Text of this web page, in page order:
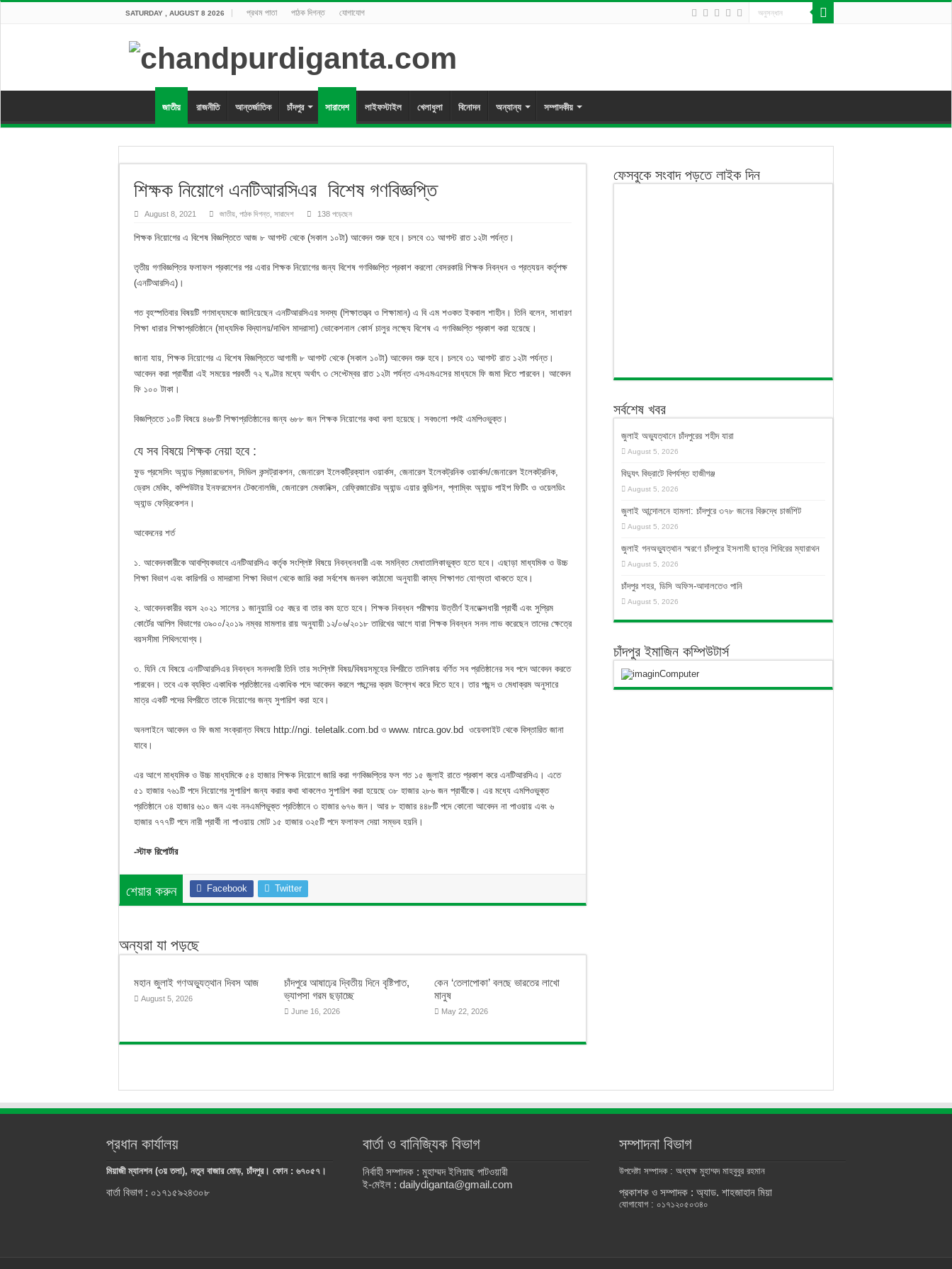
SATURDAY , AUGUST 8 2026 প্রথম পাতা পাঠক দিগন্ত যোগাযোগ
জাতীয় রাজনীতি আন্তর্জাতিক চাঁদপুর সারাদেশ লাইফস্টাইল খেলাধুলা বিনোদন অন্যান্য সম্পাদকীয়
শিক্ষক নিয়োগে এনটিআরসিএর বিশেষ গণবিজ্ঞপ্তি
August 8, 2021 জাতীয় পাঠক দিগন্ত, সারাদেশ 138 পড়েছেন
শিক্ষক নিয়োগের এ বিশেষ বিজ্ঞপ্তিতে আজ ৮ আগস্ট থেকে (সকাল ১০টা) আবেদন শুরু হবে। চলবে ৩১ আগস্ট রাত ১২টা পর্যন্ত।
তৃতীয় গণবিজ্ঞপ্তির ফলাফল প্রকাশের পর এবার শিক্ষক নিয়োগের জন্য বিশেষ গণবিজ্ঞপ্তি প্রকাশ করলো বেসরকারি শিক্ষক নিবন্ধন ও প্রত্যয়ন কর্তৃপক্ষ
(এনটিআরসিএ)।
গত বৃহস্পতিবার বিষয়টি গণমাধ্যমকে জানিয়েছেন এনটিআরসিএর সদস্য (শিক্ষাতত্ত্ব ও শিক্ষামান) এ বি এম শওকত ইকবাল শাহীন। তিনি বলেন, সাধারণ
শিক্ষা ধারার শিক্ষাপ্রতিষ্ঠানে (মাধ্যমিক বিদ্যালয়/দাখিল মাদরাসা) ভোকেশনাল কোর্স চালুর লক্ষ্যে বিশেষ এ গণবিজ্ঞপ্তি প্রকাশ করা হয়েছে।
জানা যায়, শিক্ষক নিয়োগের এ বিশেষ বিজ্ঞপ্তিতে আগামী ৮ আগস্ট থেকে (সকাল ১০টা) আবেদন শুরু হবে। চলবে ৩১ আগস্ট রাত ১২টা পর্যন্ত।
আবেদন করা প্রার্থীরা এই সময়ের পরবর্তী ৭২ ঘণ্টার মধ্যে অর্থাৎ ৩ সেপ্টেম্বর রাত ১২টা পর্যন্ত এসএমএসের মাধ্যমে ফি জমা দিতে পারবেন। আবেদন
ফি ১০০ টাকা।
বিজ্ঞপ্তিতে ১০টি বিষয়ে ৪৬৮টি শিক্ষাপ্রতিষ্ঠানের জন্য ৬৮৮ জন শিক্ষক নিয়োগের কথা বলা হয়েছে। সবগুলো পদই এমপিওভুক্ত।
যে সব বিষয়ে শিক্ষক নেয়া হবে :
ফুড প্রসেসিং অ্যান্ড প্রিজারভেশন, সিভিল কন্সট্রাকশন, জেনারেল ইলেকট্রিক্যাল ওয়ার্কস, জেনারেল ইলেকট্রনিক ওয়ার্কস/জেনারেল ইলেকট্রনিক,
ড্রেস মেকিং, কম্পিউটার ইনফরমেশন টেকনোলজি, জেনারেল মেকানিক্স, রেফ্রিজারেটর অ্যান্ড এয়ার কন্ডিশন, প্লাম্বিং অ্যান্ড পাইপ ফিটিং ও ওয়েলডিং
অ্যান্ড ফেব্রিকেশন।
আবেদনের শর্ত
১. আবেদনকারীকে আবশ্যিকভাবে এনটিআরসিএ কর্তৃক সংশ্লিষ্ট বিষয়ে নিবন্ধনধারী এবং সমন্বিত মেধাতালিকাভুক্ত হতে হবে। এছাড়া মাধ্যমিক ও উচ্চ
শিক্ষা বিভাগ এবং কারিগরি ও মাদরাসা শিক্ষা বিভাগ থেকে জারি করা সর্বশেষ জনবল কাঠামো অনুযায়ী কাম্য শিক্ষাগত যোগ্যতা থাকতে হবে।
২. আবেদনকারীর বয়স ২০২১ সালের ১ জানুয়ারি ৩৫ বছর বা তার কম হতে হবে। শিক্ষক নিবন্ধন পরীক্ষায় উত্তীর্ণ ইনডেক্সধারী প্রার্থী এবং সুপ্রিম
কোর্টের আপিল বিভাগের ৩৯০০/২০১৯ নম্বর মামলার রায় অনুযায়ী ১২/০৬/২০১৮ তারিখের আগে যারা শিক্ষক নিবন্ধন সনদ লাভ করেছেন তাদের ক্ষেত্রে
বয়সসীমা শিথিলযোগ্য।
৩. যিনি যে বিষয়ে এনটিআরসিএর নিবন্ধন সনদধারী তিনি তার সংশ্লিষ্ট বিষয়/বিষয়সমূহের বিপরীতে তালিকায় বর্ণিত সব প্রতিষ্ঠানের সব পদে আবেদন করতে
পারবেন। তবে এক ব্যক্তি একাধিক প্রতিষ্ঠানের একাধিক পদে আবেদন করলে পছন্দের ক্রম উল্লেখ করে দিতে হবে। তার পছন্দ ও মেধাক্রম অনুসারে
মাত্র একটি পদের বিপরীতে তাকে নিয়োগের জন্য সুপারিশ করা হবে।
অনলাইনে আবেদন ও ফি জমা সংক্রান্ত বিষয়ে http://ngi. teletalk.com.bd ও www. ntrca.gov.bd ওয়েবসাইট থেকে বিস্তারিত জানা
যাবে।
এর আগে মাধ্যমিক ও উচ্চ মাধ্যমিকে ৫৪ হাজার শিক্ষক নিয়োগে জারি করা গণবিজ্ঞপ্তির ফল গত ১৫ জুলাই রাতে প্রকাশ করে এনটিআরসিএ। এতে
৫১ হাজার ৭৬১টি পদে নিয়োগের সুপারিশ জন্য করার কথা থাকলেও সুপারিশ করা হয়েছে ৩৮ হাজার ২৮৬ জন প্রার্থীকে। এর মধ্যে এমপিওভুক্ত
প্রতিষ্ঠানে ৩৪ হাজার ৬১০ জন এবং ননএমপিভুক্ত প্রতিষ্ঠানে ৩ হাজার ৬৭৬ জন। আর ৮ হাজার ৪৪৮টি পদে কোনো আবেদন না পাওয়ায় এবং ৬
হাজার ৭৭৭টি পদে নারী প্রার্থী না পাওয়ায় মোট ১৫ হাজার ৩২৫টি পদে ফলাফল দেয়া সম্ভব হয়নি।
-স্টাফ রিপোর্টার
শেয়ার করুন Facebook Twitter
অন্যরা যা পড়ছে
মহান জুলাই গণঅভ্যুত্থান দিবস আজ
August 5, 2026
চাঁদপুরে আষাঢ়ের দ্বিতীয় দিনে বৃষ্টিপাত,
ভ্যাপসা গরম ছড়াচ্ছে
June 16, 2026
কেন ‘তেলাপোকা’ বলছে ভারতের লাখো
মানুষ
May 22, 2026
ফেসবুকে সংবাদ পড়তে লাইক দিন
সর্বশেষ খবর
জুলাই অভ্যুত্থানে চাঁদপুরের শহীদ যারা
August 5, 2026
বিদ্যুৎ বিভ্রাটে বিপর্যস্ত হাজীগঞ্জ
August 5, 2026
জুলাই আন্দোলনে হামলা: চাঁদপুরে ৩৭৮ জনের বিরুদ্ধে চার্জশিট
August 5, 2026
জুলাই গনঅভ্যুত্থান স্মরণে চাঁদপুরে ইসলামী ছাত্র শিবিরের ম্যারাথন
August 5, 2026
চাঁদপুর শহর, ডিসি অফিস-আদালতেও পানি
August 5, 2026
চাঁদপুর ইমাজিন কম্পিউটার্স
প্রধান কার্যালয়
মিয়াজী ম্যানশন (৩য় তলা), নতুন বাজার মোড়, চাঁদপুর। ফোন : ৬৭০৫৭।
বার্তা বিভাগ : ০১৭১৫৯২৪৩০৮
বার্তা ও বানিজ্যিক বিভাগ
নির্বাহী সম্পাদক : মুহাম্মদ ইলিয়াছ পাটওয়ারী
ই-মেইল : dailydiganta@gmail.com
সম্পাদনা বিভাগ
উপদেষ্টা সম্পাদক : অধ্যক্ষ মুহাম্মদ মাহবুবুর রহমান
প্রকাশক ও সম্পাদক : অ্যাড. শাহজাহান মিয়া
যোগাযোগ : ০১৭১২০৫০৩৪০